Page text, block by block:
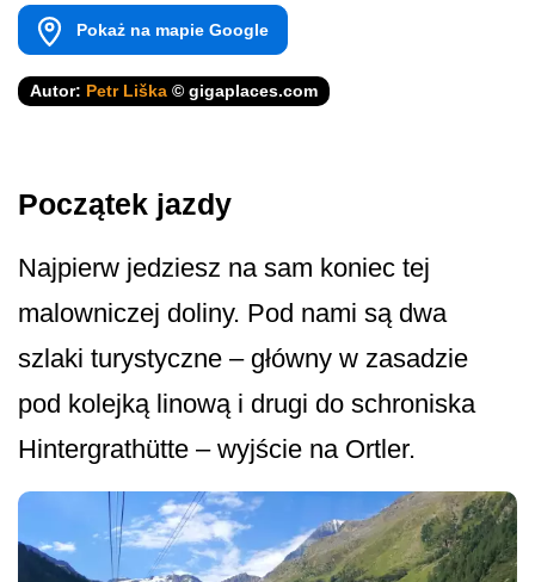
Pokaż na mapie Google
Autor: Petr Liška © gigaplaces.com
Początek jazdy
Najpierw jedziesz na sam koniec tej
malowniczej doliny. Pod nami są dwa
szlaki turystyczne – główny w zasadzie
pod kolejką linową i drugi do schroniska
Hintergrathütte – wyjście na Ortler.